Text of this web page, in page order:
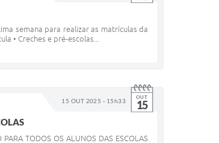
semana para realizar as matrículas da
• Creches e pré-escolas...
15 OUT 2025 - 15h33 OUT
15
TODOS OS ALUNOS DAS ESCOLAS